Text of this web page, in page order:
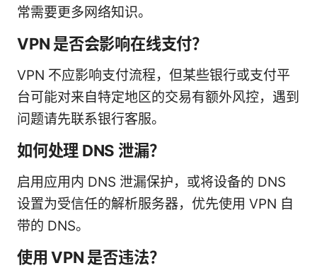
常需要更多网络知识。
VPN 是否会影响在线支付？
VPN 不应影响支付流程，但某些银行或支付平
台可能对来自特定地区的交易有额外风控，遇到
问题请先联系银行客服。
如何处理 DNS 泄漏？
启用应用内 DNS 泄漏保护，或将设备的 DNS
设置为受信任的解析服务器，优先使用 VPN 自
带的 DNS。
使用 VPN 是否违法？